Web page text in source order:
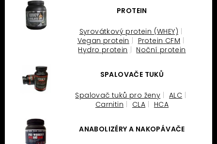
PROTEIN
Syrovátkový protein (WHEY)
Vegan protein
Protein CFM
Hydro protein
Noční protein
SPALOVAČE TUKŮ
Spalovač tuků pro ženy
ALC
Carnitin
CLA HCA
ANABOLIZÉRY A NAKOPÁVAČE